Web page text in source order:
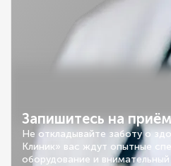
Запишитесь на приём
Не откладывайте заботу о
Клиник» вас ждут опытные
оборудование и